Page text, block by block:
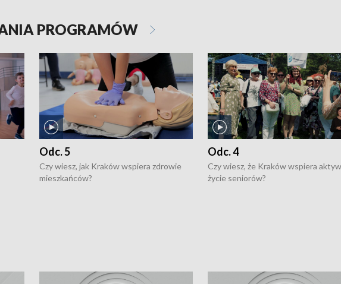
PROGRAMÓW
Odc. 5
Czy wiesz, jak Kraków wspiera zdrowie
mieszkańców?
Odc. 4
Czy wiesz, że Kraków wspiera
życie seniorów?